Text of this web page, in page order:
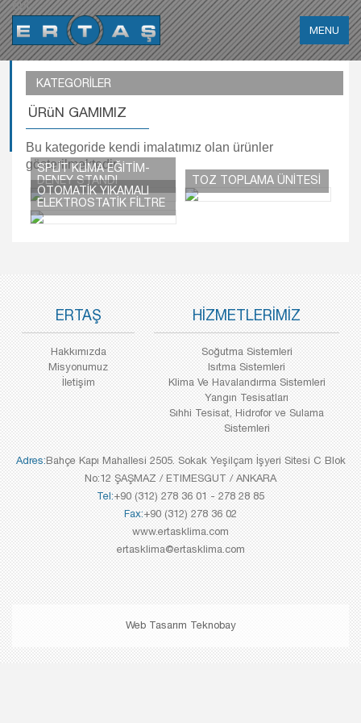
bbl
KATEGORİLER
ÜRüN GAMIMIZ
Bu kategoride kendi imalatımız olan ürünler
gösterilmektedir.
SPLİT KLİMA EĞİTİM-
DENEY STANDI
TOZ TOPLAMA ÜNİTESİ
OTOMATİK YIKAMALI
ELEKTROSTATİK FİLTRE
ERTAŞ
Hakkımızda
Misyonumuz
İletişim
HİZMETLERİMİZ
Soğutma Sistemleri
Isıtma Sistemleri
Klima Ve Havalandırma Sistemleri
Yangın Tesisatları
Sıhhi Tesisat, Hidrofor ve Sulama
Sistemleri
Adres:Bahçe Kapı Mahallesi 2505. Sokak Yeşilçam İşyeri Sitesi C Blok
No:12 ŞAŞMAZ / ETIMESGUT / ANKARA
Tel:+90 (312) 278 36 01 - 278 28 85
Fax:+90 (312) 278 36 02
www.ertasklima.com
ertasklima@ertasklima.com
Web Tasarım Teknobay